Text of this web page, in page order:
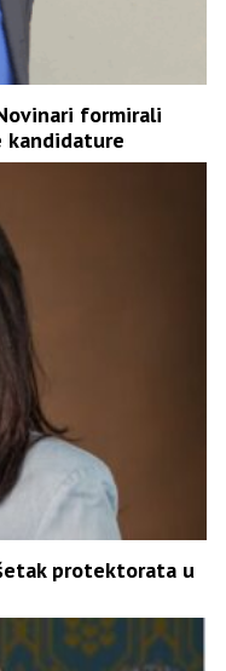
formirali
kandidature
protektorata u